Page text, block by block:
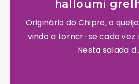
halloumi
Originário do Chipre, o
vindo a tornar-se cada vez
Nesta salada